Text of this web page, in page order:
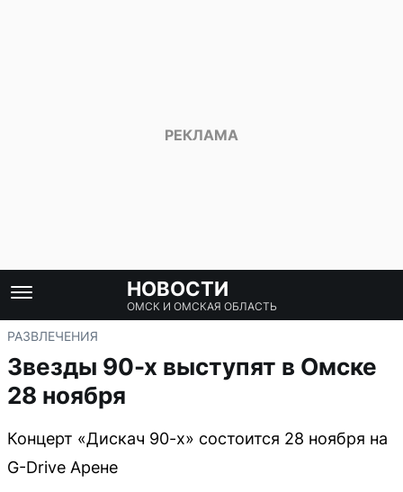
НОВОСТИ
ОМСК И ОМСКАЯ ОБЛАСТЬ
РАЗВЛЕЧЕНИЯ
Звезды 90-х выступят в Омске
28 ноября
Концерт «Дискач 90-х» состоится 28 ноября на
G-Drive Арене